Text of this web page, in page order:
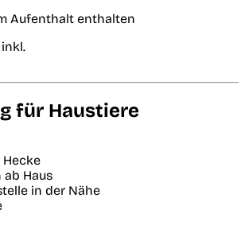
Aufenthalt enthalten
für Haustiere
Hecke
ab Haus
in der Nähe